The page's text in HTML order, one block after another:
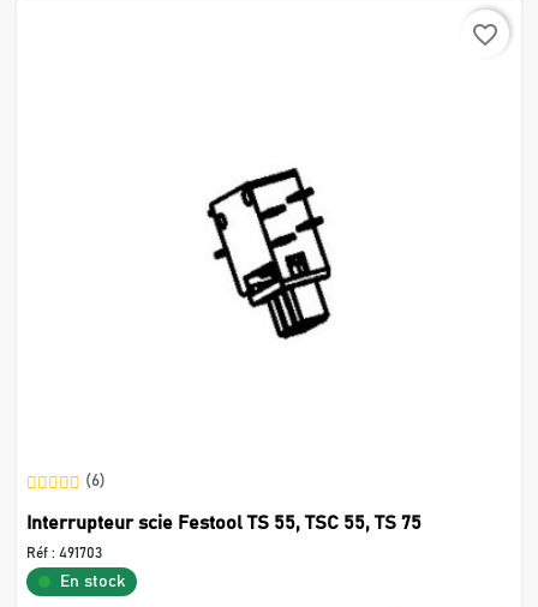
favorite_border
(6)
Interrupteur scie Festool TS 55, TSC 55, TS 75
Réf : 491703
En stock